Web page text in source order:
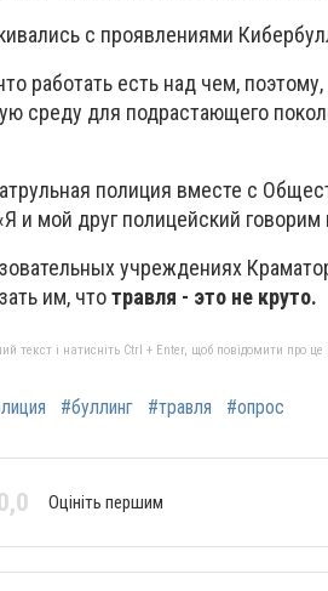
с проявлениями
работать есть над чем,
среду для подрастающего
полиция вместе с
и мой друг полицейский
учреждениях
им, чтотравля - это не круто.
текст і натисніть Ctrl + Enter, щоб повідомити про це
#буллинг #травля #опрос
Оцініть першим